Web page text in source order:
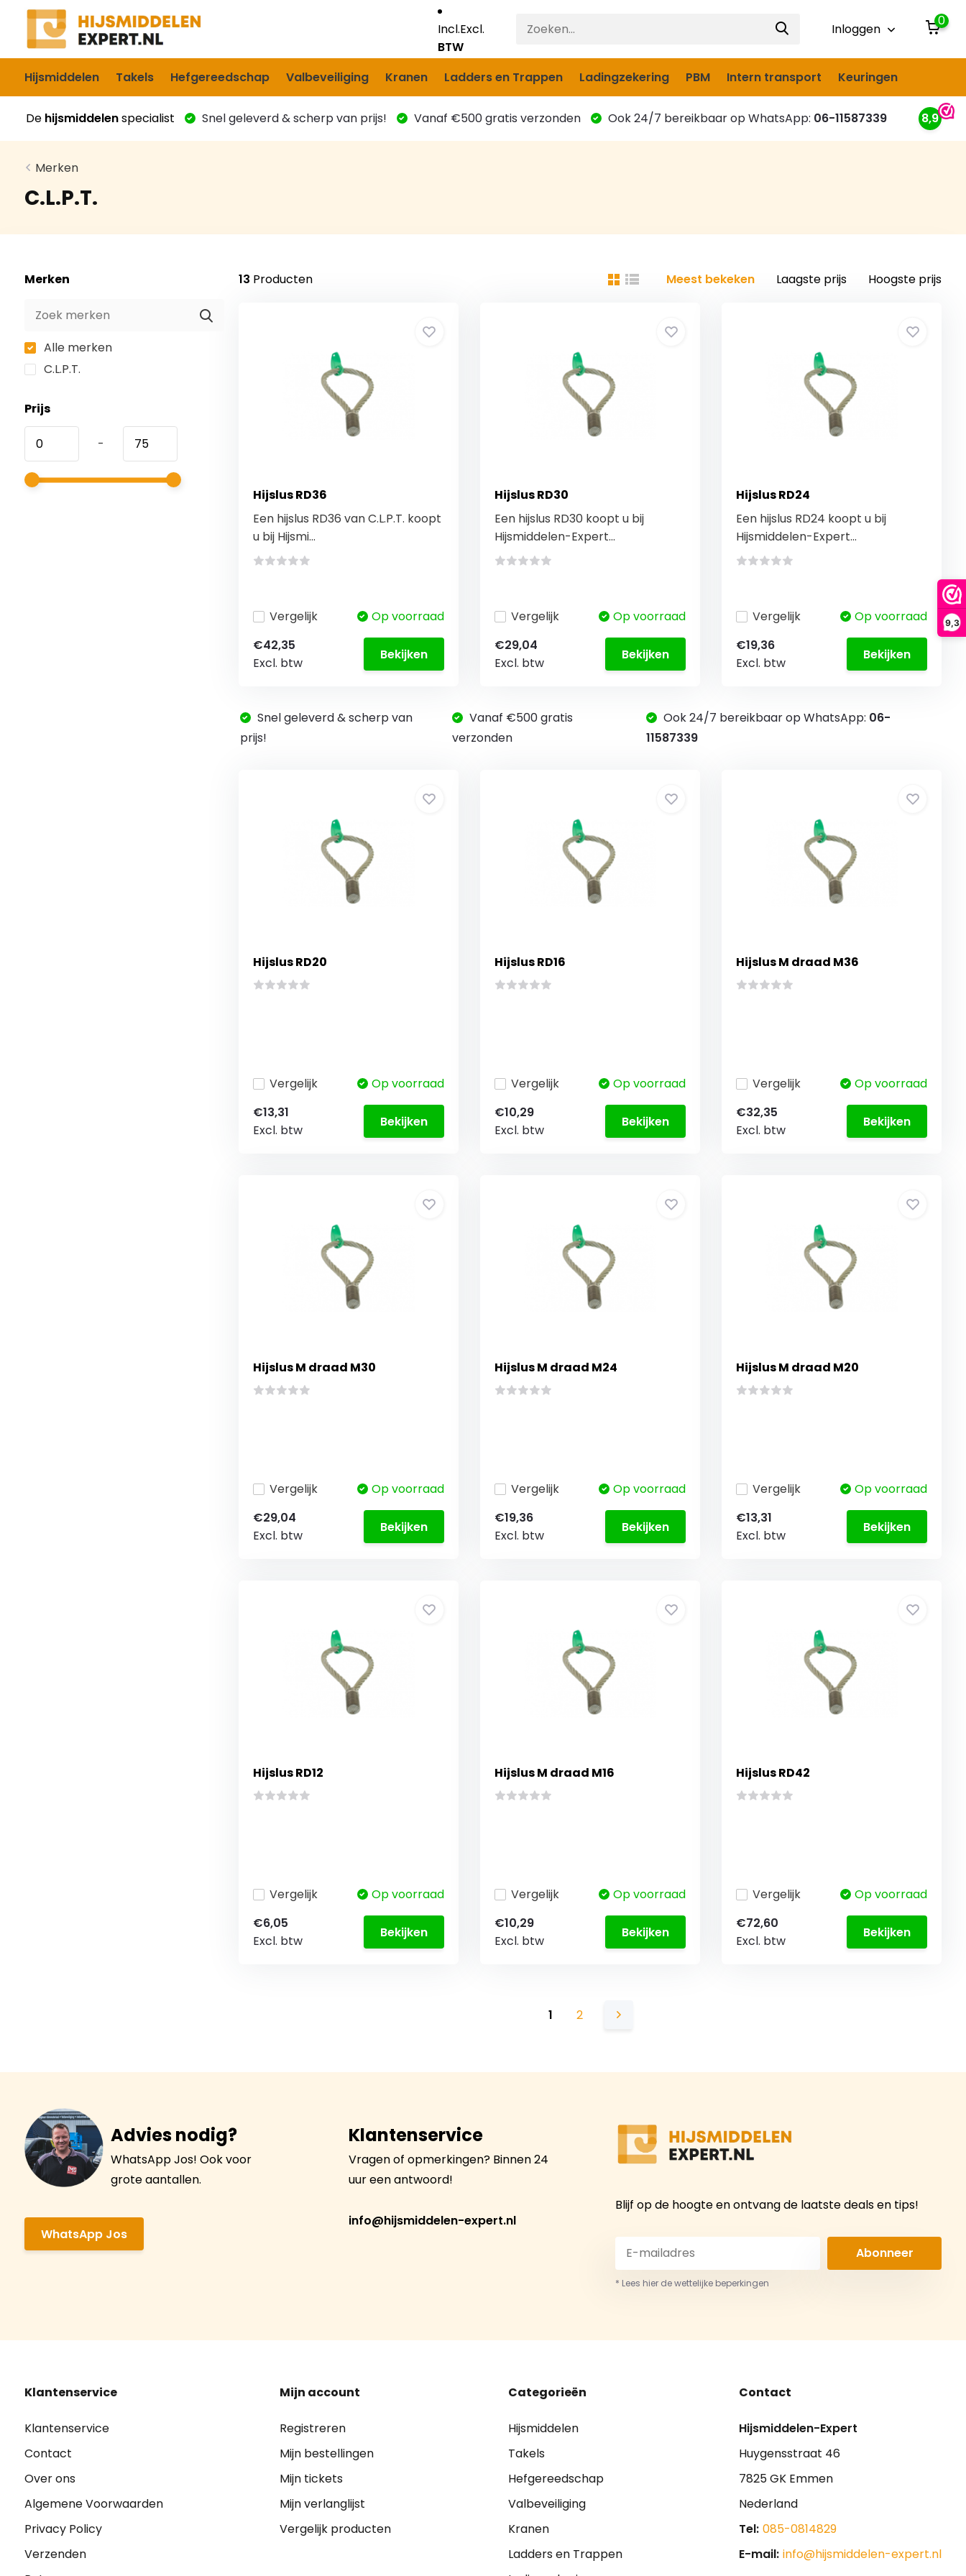
9,3
Incl.Excl.
BTW
Inloggen
0
Hijsmiddelen Takels Hefgereedschap Valbeveiliging Kranen Ladders en Trappen Ladingzekering PBM Intern transport Keuringen
De hijsmiddelenspecialist Snel geleverd & scherp van prijs! Vanaf €500 gratis verzonden Ook 24/7 bereikbaar op WhatsApp: 06-11587339 8,9
Merken
C.L.P.T.
Merken
Alle merken
C.L.P.T.
Prijs
-
13 Producten Meest bekeken Laagste prijs Hoogste prijs
Hijslus RD36
Een hijslus RD36 van C.L.P.T. koopt
u bij Hijsmi...
Vergelijk
Op voorraad
€42,35
Excl. btw
Bekijken
Hijslus RD30
Een hijslus RD30 koopt u bij
Hijsmiddelen-Expert...
Vergelijk
Op voorraad
€29,04
Excl. btw
Bekijken
Hijslus RD24
Een hijslus RD24 koopt u bij
Hijsmiddelen-Expert...
Vergelijk
Op voorraad
€19,36
Excl. btw
Bekijken
Snel geleverd & scherp van
prijs!
Vanaf €500 gratis
verzonden
Ook 24/7 bereikbaar op WhatsApp: 06-
11587339
Hijslus RD20
Vergelijk
Op voorraad
€13,31
Excl. btw
Bekijken
Hijslus RD16
Vergelijk
Op voorraad
€10,29
Excl. btw
Bekijken
Hijslus M draad M36
Vergelijk
Op voorraad
€32,35
Excl. btw
Bekijken
Hijslus M draad M30
Vergelijk
Op voorraad
€29,04
Excl. btw
Bekijken
Hijslus M draad M24
Vergelijk
Op voorraad
€19,36
Excl. btw
Bekijken
Hijslus M draad M20
Vergelijk
Op voorraad
€13,31
Excl. btw
Bekijken
Hijslus RD12
Vergelijk
Op voorraad
€6,05
Excl. btw
Bekijken
Hijslus M draad M16
Vergelijk
Op voorraad
€10,29
Excl. btw
Bekijken
Hijslus RD42
Vergelijk
Op voorraad
€72,60
Excl. btw
Bekijken
1 2
Advies nodig?
WhatsApp Jos! Ook voor
grote aantallen.
WhatsApp Jos
Klantenservice
Vragen of opmerkingen? Binnen 24
uur een antwoord!
info@hijsmiddelen-expert.nl
Blijf op de hoogte en ontvang de laatste deals en tips!
Abonneer
* Lees hier de wettelijke beperkingen
Klantenservice
Klantenservice
Contact
Over ons
Algemene Voorwaarden
Privacy Policy
Verzenden
Mijn account
Registreren
Mijn bestellingen
Mijn tickets
Mijn verlanglijst
Vergelijk producten
Categorieën
Hijsmiddelen
Takels
Hefgereedschap
Valbeveiliging
Kranen
Ladders en Trappen
Contact
Hijsmiddelen-Expert
Huygensstraat 46
7825 GK Emmen
Nederland
Tel: 085-0814829
E-mail: info@hijsmiddelen-expert.nl